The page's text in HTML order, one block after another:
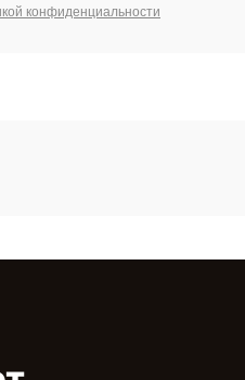
конфиденциальности